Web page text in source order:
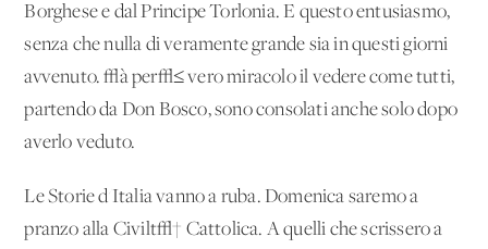
Borghese e dal Principe Torlonia. E questo entusiasmo,
senza che nulla di veramente grande sia in questi giorni
avvenuto. √à per√≤ vero miracolo il vedere come tutti,
partendo da Don Bosco, sono consolati anche solo dopo
averlo veduto.
Le Storie d'Italia vanno a ruba. Domenica saremo a
pranzo alla Civilt√† Cattolica. A quelli che scrissero a